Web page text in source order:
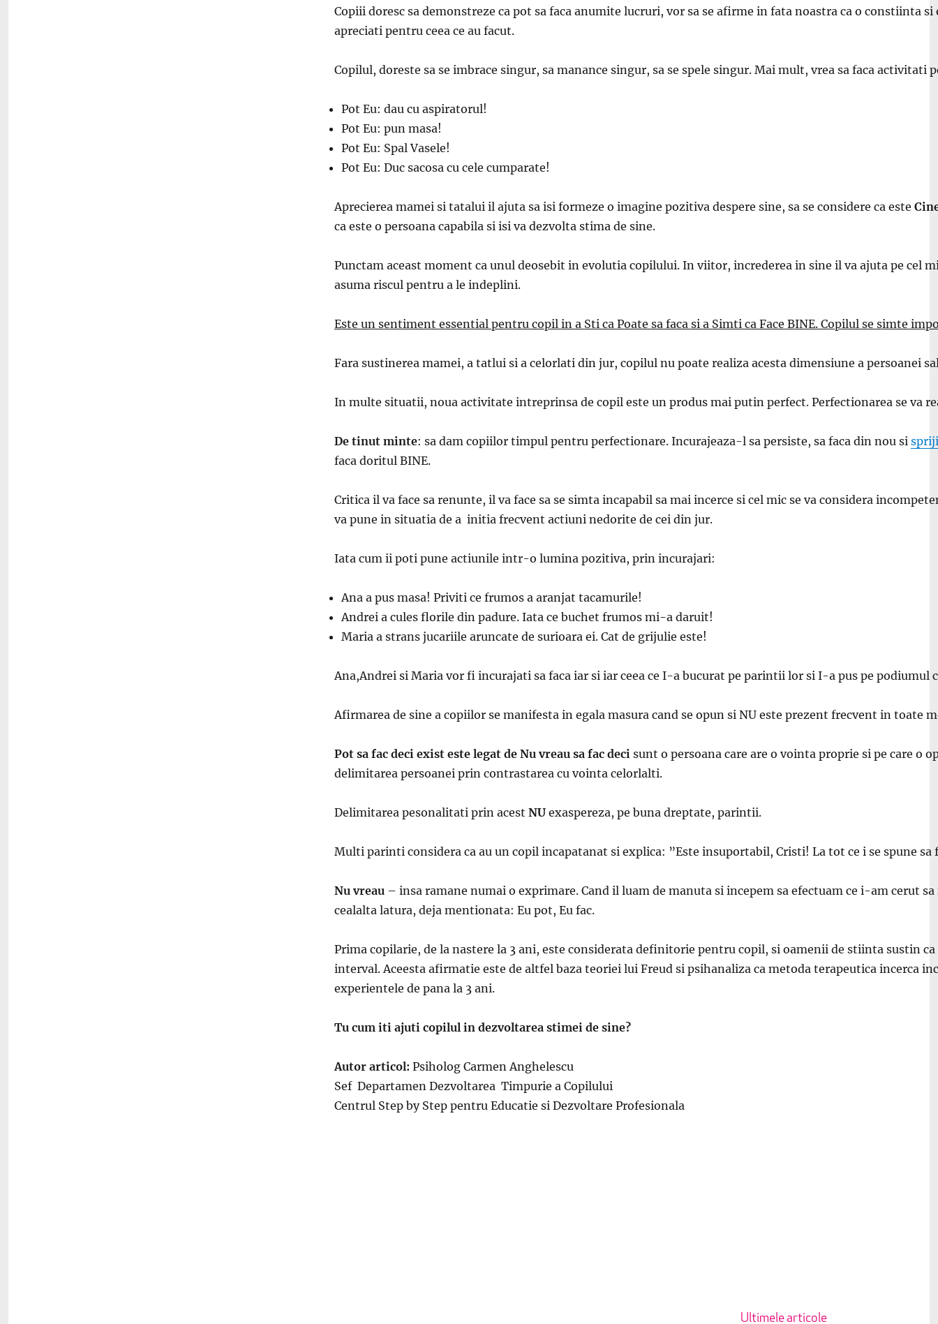
Copiii doresc sa demonstreze ca pot sa faca anumite lucruri, vor sa se afirme in fata noastra ca o constiinta
apreciati pentru ceea ce au facut.
Copilul, doreste sa se imbrace singur, sa manance singur, sa se spele singur. Mai mult, vrea sa faca activitati
Pot Eu: dau cu aspiratorul!
Pot Eu: pun masa!
Pot Eu: Spal Vasele!
Pot Eu: Duc sacosa cu cele cumparate!
Aprecierea mamei si tatalui il ajuta sa isi formeze o imagine pozitiva despere sine, sa se considere ca este
ca este o persoana capabila si isi va dezvolta stima de sine.
Punctam aceast moment ca unul deosebit in evolutia copilului. In viitor, increderea in sine il va ajuta pe cel
asuma riscul pentru a le indeplini.
Este un sentiment essential pentru copil in a Sti ca Poate sa faca si a Simti ca Face BINE. Copilul se simte
Fara sustinerea mamei, a tatlui si a celorlati din jur, copilul nu poate realiza acesta dimensiune a persoanei
In multe situatii, noua activitate intreprinsa de copil este un produs mai putin perfect. Perfectionarea se va
De tinut minte: sa dam copiilor timpul pentru perfectionare. Incurajeaza-l sa persiste, sa faca din nou si
faca doritul BINE.
Critica il va face sa renunte, il va face sa se simta incapabil sa mai incerce si cel mic se va considera
va pune in situatia de a initia frecvent actiuni nedorite de cei din jur.
Iata cum ii poti pune actiunile intr-o lumina pozitiva, prin incurajari:
Ana a pus masa! Priviti ce frumos a aranjat tacamurile!
Andrei a cules florile din padure. Iata ce buchet frumos mi-a daruit!
Maria a strans jucariile aruncate de surioara ei. Cat de grijulie este!
Ana,Andrei si Maria vor fi incurajati sa faca iar si iar ceea ce I-a bucurat pe parintii lor si I-a pus pe podiumul
Afirmarea de sine a copiilor se manifesta in egala masura cand se opun si NU este prezent frecvent in toate
Pot sa fac deci exist este legat de Nu vreau sa fac deci sunt o persoana care are o vointa proprie si pe care o
delimitarea persoanei prin contrastarea cu vointa celorlalti.
Delimitarea pesonalitati prin acest NU exaspereza, pe buna dreptate, parintii.
Multi parinti considera ca au un copil incapatanat si explica: ”Este insuportabil, Cristi! La tot ce i se spune sa
Nu vreau – insa ramane numai o exprimare. Cand il luam de manuta si incepem sa efectuam ce i-am cerut
cealalta latura, deja mentionata: Eu pot, Eu fac.
Prima copilarie, de la nastere la 3 ani, este considerata definitorie pentru copil, si oamenii de stiinta sustin
interval. Aceesta afirmatie este de altfel baza teoriei lui Freud si psihanaliza ca metoda terapeutica incerca
experientele de pana la 3 ani.
Tu cum iti ajuti copilul in dezvoltarea stimei de sine?
Autor articol: Psiholog Carmen Anghelescu
Sef Departamen Dezvoltarea Timpurie a Copilului
Centrul Step by Step pentru Educatie si Dezvoltare Profesionala
Ultimele articole